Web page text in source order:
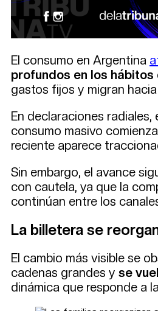
El consumo en Argentina
profundos en los hábitos
gastos fijos y migran
En declaraciones
consumo masivo
reciente aparece
Sin embargo, el avance
con cautela, ya que la
continúan entre los
La billetera se
El cambio más visible se
cadenas grandes y se
dinámica que responde a